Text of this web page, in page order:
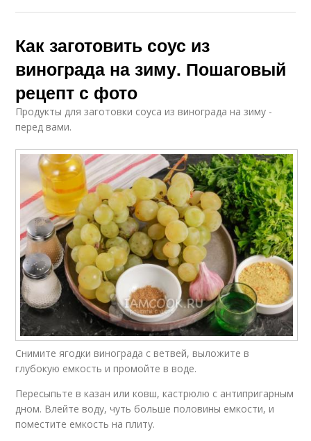
Как заготовить соус из
винограда на зиму. Пошаговый
рецепт с фото
Продукты для заготовки соуса из винограда на зиму -
перед вами.
Снимите ягодки винограда с ветвей, выложите в
глубокую емкость и промойте в воде.
Пересыпьте в казан или ковш, кастрюлю с антипригарным
дном. Влейте воду, чуть больше половины емкости, и
поместите емкость на плиту.